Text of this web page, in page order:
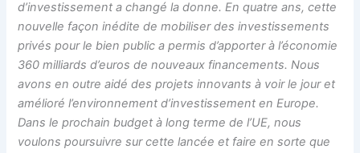
d’investissement a changé la donne. En quatre ans, cette
nouvelle façon inédite de mobiliser des investissements
privés pour le bien public a permis d’apporter à l’économie
360 milliards d’euros de nouveaux financements. Nous
avons en outre aidé des projets innovants à voir le jour et
amélioré l’environnement d’investissement en Europe.
Dans le prochain budget à long terme de l’UE, nous
voulons poursuivre sur cette lancée et faire en sorte que